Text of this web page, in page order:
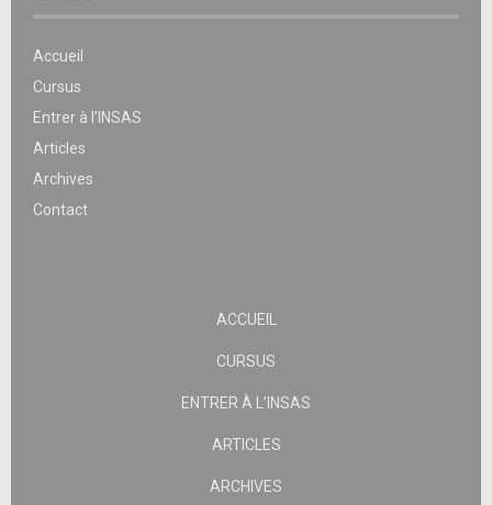
Accueil
Cursus
Entrer à l’INSAS
Articles
Archives
Contact
ACCUEIL
CURSUS
ENTRER À L’INSAS
ARTICLES
ARCHIVES